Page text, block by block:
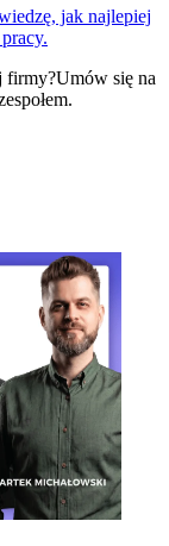
jak najlepiej
firmy?Umów się na